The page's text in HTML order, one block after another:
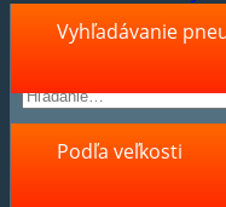
Vyhľadávanie
Podľa veľkosti